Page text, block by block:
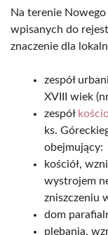
Na terenie
wpisanych do
znaczenie dla
zespół
XVIII wiek
zespół
ks.
obejmujący:
kościół,
wystrojem
zniszczeniu
dom
plebania,